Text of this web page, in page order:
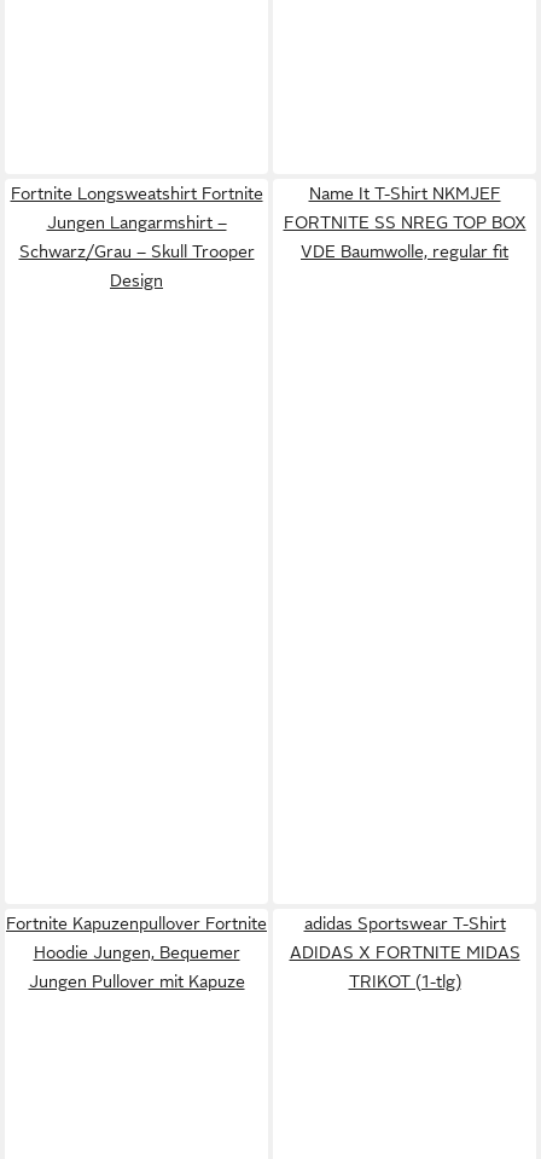
Fortnite Longsweatshirt Fortnite
Jungen Langarmshirt –
Schwarz/Grau – Skull Trooper
Design
Name It T-Shirt NKMJEF
FORTNITE SS NREG TOP BOX
VDE Baumwolle, regular fit
Fortnite Kapuzenpullover Fortnite
Hoodie Jungen, Bequemer
Jungen Pullover mit Kapuze
adidas Sportswear T-Shirt
ADIDAS X FORTNITE MIDAS
TRIKOT (1-tlg)